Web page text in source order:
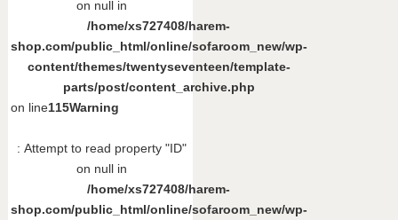
on null in
/home/xs727408/harem-
shop.com/public_html/online/sofaroom_new/wp-
content/themes/twentyseventeen/template-
parts/post/content_archive.php
on line115Warning
: Attempt to read property "ID"
on null in
/home/xs727408/harem-
shop.com/public_html/online/sofaroom_new/wp-